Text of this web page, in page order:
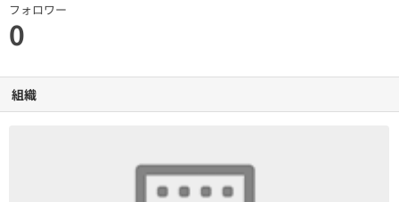
フォロワー
0
組織